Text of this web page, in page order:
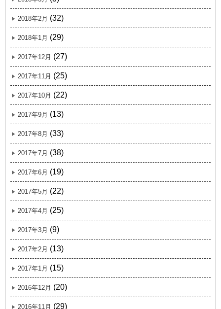
2018年2月 (32)
2018年1月 (29)
2017年12月 (27)
2017年11月 (25)
2017年10月 (22)
2017年9月 (13)
2017年8月 (33)
2017年7月 (38)
2017年6月 (19)
2017年5月 (22)
2017年4月 (25)
2017年3月 (9)
2017年2月 (13)
2017年1月 (15)
2016年12月 (20)
2016年11月 (29)